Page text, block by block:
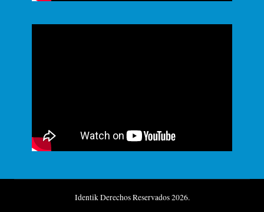
Identik Derechos Reservados 2026.